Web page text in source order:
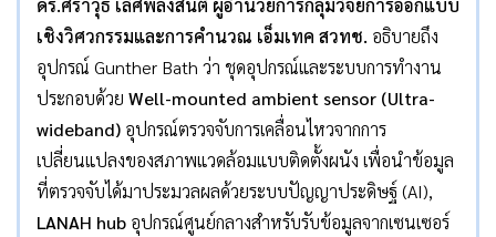
ดร.ศราวุธ เลิศพลังสันติ ผู้อำนวยการกลุ่มวิจัยการออกแบบ
เชิงวิศวกรรมและการคำนวณ เอ็มเทค สวทช. อธิบายถึง
อุปกรณ์ Gunther Bath ว่า ชุดอุปกรณ์และระบบการทำงาน
ประกอบด้วย Well-mounted ambient sensor (Ultra-
wideband) อุปกรณ์ตรวจจับการเคลื่อนไหวจากการ
เปลี่ยนแปลงของสภาพแวดล้อมแบบติดตั้งผนัง เพื่อนำข้อมูล
ที่ตรวจจับได้มาประมวลผลด้วยระบบปัญญาประดิษฐ์ (AI),
LANAH hub อุปกรณ์ศูนย์กลางสำหรับรับข้อมูลจากเซนเซอร์